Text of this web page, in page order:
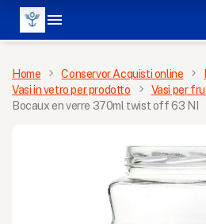

MENÙ
Home Conservor Acquisti online
Vasi in vetro per prodotto
Vasi per
Bocaux en verre 370ml twist off 63 NI